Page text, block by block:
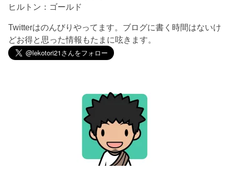
ヒルトン：ゴールド
Twitterはのんびりやってます。ブログに書く時間はないけ
どお得と思った情報もたまに呟きます。